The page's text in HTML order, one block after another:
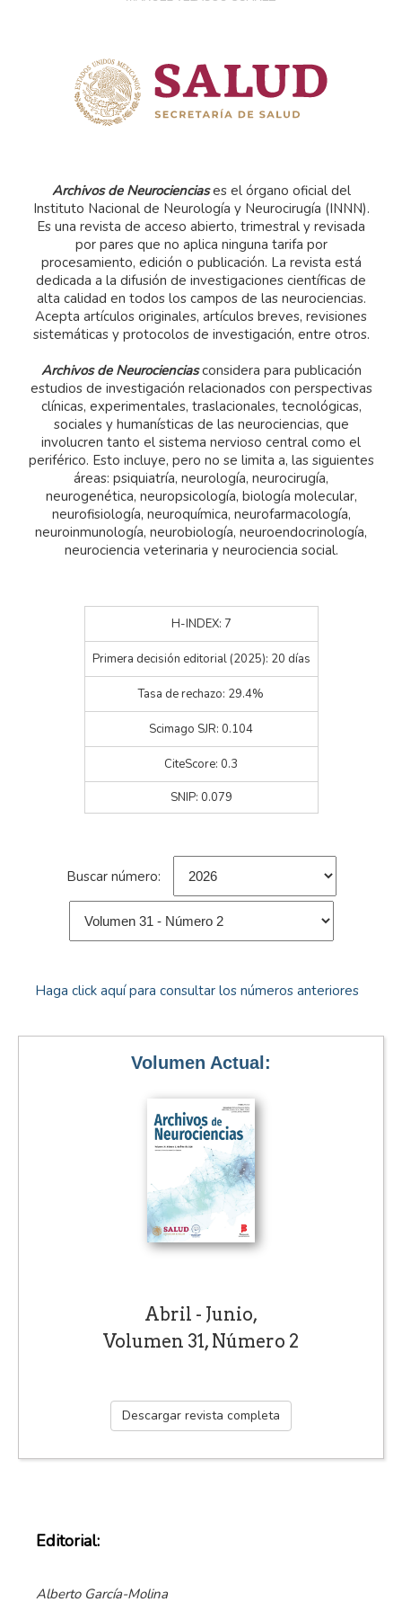
Archivos de Neurocienciases el órgano oficial del
Instituto Nacional de Neurología y Neurocirugía (INNN).
Es una revista de acceso abierto, trimestral y revisada
por pares que no aplica ninguna tarifa por
procesamiento, edición o publicación. La revista está
dedicada a la difusión de investigaciones científicas de
alta calidad en todos los campos de las neurociencias.
Acepta artículos originales, artículos breves, revisiones
sistemáticas y protocolos de investigación, entre otros.
Archivos de Neurocienciasconsidera para publicación
estudios de investigación relacionados con perspectivas
clínicas, experimentales, traslacionales, tecnológicas,
sociales y humanísticas de las neurociencias, que
involucren tanto el sistema nervioso central como el
periférico. Esto incluye, pero no se limita a, las siguientes
áreas: psiquiatría, neurología, neurocirugía,
neurogenética, neuropsicología, biología molecular,
neurofisiología, neuroquímica, neurofarmacología,
neuroinmunología, neurobiología, neuroendocrinología,
neurociencia veterinaria y neurociencia social.
H-INDEX: 7
Primera decisión editorial (2025): 20 días
Tasa de rechazo: 29.4%
Scimago SJR: 0.104
CiteScore: 0.3
SNIP: 0.079
Buscar número:
Haga click aquí para consultar los números anteriores
Volumen Actual:
Abril - Junio,
Volumen 31, Número 2
Descargar revista completa
Editorial:
Alberto García-Molina